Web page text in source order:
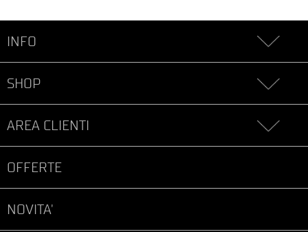
INFO
SHOP
AREA CLIENTI
OFFERTE
NOVITA'